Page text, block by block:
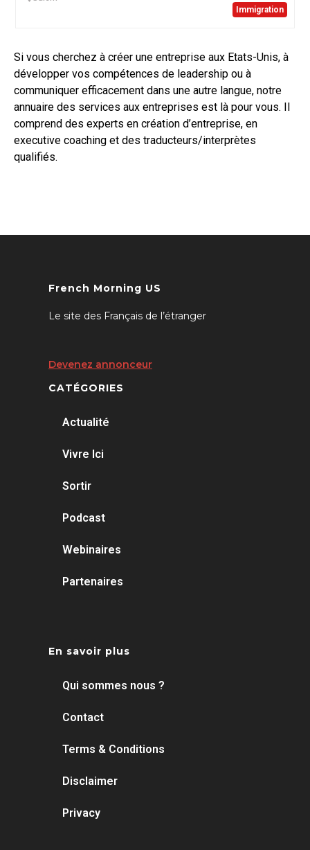
Immigration
Si vous cherchez à créer une entreprise aux Etats-Unis, à
développer vos compétences de leadership ou à
communiquer efficacement dans une autre langue, notre
annuaire des services aux entreprises est là pour vous. Il
comprend des experts en création d’entreprise, en
executive coaching et des traducteurs/interprètes
qualifiés.
French Morning US
Le site des Français de l’étranger
Devenez annonceur
CATÉGORIES
Actualité
Vivre Ici
Sortir
Podcast
Webinaires
Partenaires
En savoir plus
Qui sommes nous ?
Contact
Terms & Conditions
Disclaimer
Privacy